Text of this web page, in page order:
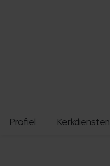
Profiel Kerkdiensten